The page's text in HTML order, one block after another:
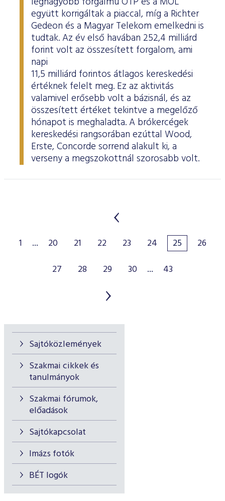
Sajtóközlemények
Szakmai cikkek és
tanulmányok
Szakmai fórumok,
előadások
Sajtókapcsolat
Imázs fotók
BÉT logók
együtt korrigáltak a piaccal, míg a Richter
Gedeon és a Magyar Telekom emelkedni is
tudtak. Az év első havában 252,4 milliárd
forint volt az összesített forgalom, ami
napi
11,5 milliárd forintos átlagos kereskedési
értéknek felelt meg. Ez az aktivitás
valamivel erősebb volt a bázisnál, és az
összesített értéket tekintve a megelőző
hónapot is meghaladta. A brókercégek
kereskedési rangsorában ezúttal Wood,
Erste, Concorde sorrend alakult ki, a
verseny a megszokottnál szorosabb volt.
1 ... 20 21 22 23 24 25
26
27
28 29 30 ... 43